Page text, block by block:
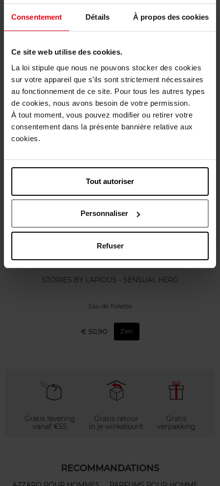
Consentement Détails À propos des cookies
Ce site web utilise des cookies.
La loi stipule que nous ne pouvons stocker des cookies
sur votre appareil que s’ils sont strictement nécessaires
au fonctionnement de ce site. Pour tous les autres types
de cookies, nous avons besoin de votre permission.
À tout moment, vous pouvez modifier ou retirer votre
consentement dans la présente bannière relative aux
cookies.
Tout autoriser
Personnaliser
Refuser
Beschrijving
Karakteristieken
Review
Nog iets vergeten ?
TED LAPIDUS
STORIES BY LAPIDUS - SENSUAL HERO
Eau de Toilette
€ 50,90 Zien
Gratis levering
vanaf €55
Gratis retour
in je winkelpunt
Gratis
verpakking
RECOMMANDATIONS